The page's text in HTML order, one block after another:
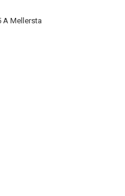
A Mellersta